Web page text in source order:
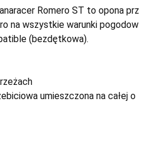
Romero ST to opona prz
na wszystkie warunki pogodow
(bezdętkowa).
umieszczona na całej o